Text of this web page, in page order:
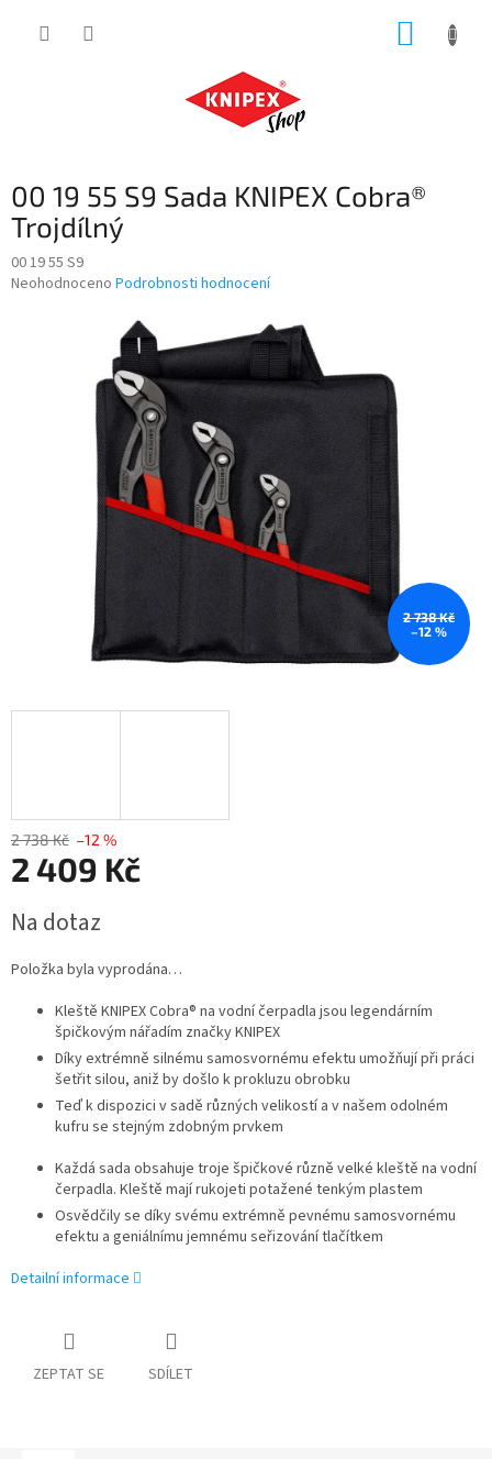
00 19 55 S9 Sada KNIPEX Cobra®
Trojdílný
00 19 55 S9
Průměrné
Neohodnoceno Podrobnosti hodnocení
2 738 Kč
–12 %
2 738 Kč –12 %
2 409 Kč
cena:
Na dotaz
Položka byla vyprodána…
Kleště KNIPEX Cobra® na vodní čerpadla jsou legendárním
špičkovým nářadím značky KNIPEX
Díky extrémně silnému samosvornému efektu umožňují při práci
šetřit silou, aniž by došlo k prokluzu obrobku
Teď k dispozici v sadě různých velikostí a v našem odolném
kufru se stejným zdobným prvkem
Každá sada obsahuje troje špičkové různě velké kleště na vodní
čerpadla. Kleště mají rukojeti potažené tenkým plastem
Osvědčily se díky svému extrémně pevnému samosvornému
efektu a geniálnímu jemnému seřizování tlačítkem
Detailní informace
ZEPTAT SE SDÍLET